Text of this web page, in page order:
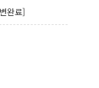
완료]